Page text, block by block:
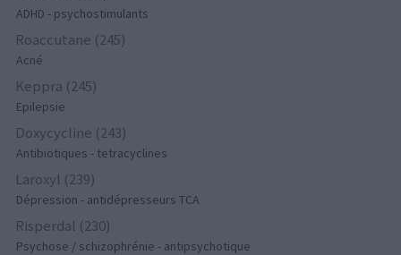
ADHD - psychostimulants
Roaccutane (245)
Acné
Keppra (245)
Epilepsie
Doxycycline (243)
Antibiotiques - tetracyclines
Laroxyl (239)
Dépression - antidépresseurs TCA
Risperdal (230)
Psychose / schizophrénie - antipsychotique